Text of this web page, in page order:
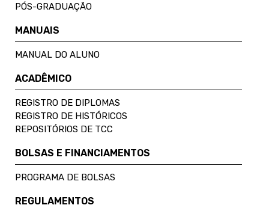
PÓS-GRADUAÇÃO
MANUAIS
MANUAL DO ALUNO
ACADÊMICO
REGISTRO DE DIPLOMAS
REGISTRO DE HISTÓRICOS
REPOSITÓRIOS DE TCC
BOLSAS E FINANCIAMENTOS
PROGRAMA DE BOLSAS
REGULAMENTOS